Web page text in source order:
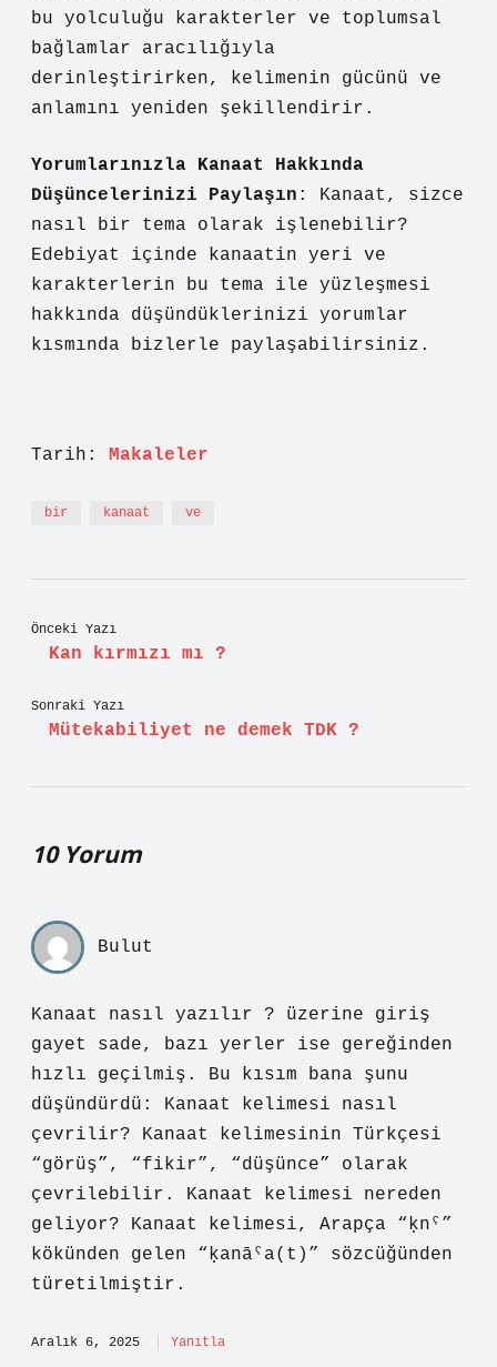
bu yolculuğu karakterler ve toplumsal
bağlamlar aracılığıyla
derinleştirirken, kelimenin gücünü ve
anlamını yeniden şekillendirir.
Yorumlarınızla Kanaat Hakkında
Düşüncelerinizi Paylaşın : Kanaat, sizce
nasıl bir tema olarak işlenebilir?
Edebiyat içinde kanaatin yeri ve
karakterlerin bu tema ile yüzleşmesi
hakkında düşündüklerinizi yorumlar
kısmında bizlerle paylaşabilirsiniz.
Tarih: Makaleler
bir kanaat ve
Önceki Yazı
Kan kırmızı mı ?
Sonraki Yazı
Mütekabiliyet ne demek TDK ?
10 Yorum
Bulut
Kanaat nasıl yazılır ? üzerine giriş
gayet sade, bazı yerler ise gereğinden
hızlı geçilmiş. Bu kısım bana şunu
düşündürdü: Kanaat kelimesi nasıl
çevrilir? Kanaat kelimesinin Türkçesi
“görüş”, “fikir”, “düşünce” olarak
çevrilebilir. Kanaat kelimesi nereden
geliyor? Kanaat kelimesi, Arapça “ḳnˁ”
kökünden gelen “ḳanāˁa(t)” sözcüğünden
türetilmiştir.
Aralık 6, 2025 Yanıtla